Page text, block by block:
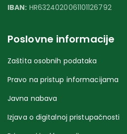
IBAN: HR6324020061101126792
Poslovne informacije
Zaštita osobnih podataka
Pravo na pristup informacijama
Javna nabava
Izjava o digitalnoj pristupačnosti